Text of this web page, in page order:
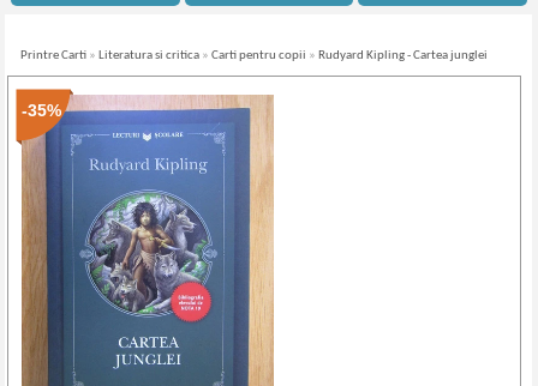
Printre Carti » Literatura si critica »Carti pentru copii » Rudyard Kipling - Cartea junglei
-35%